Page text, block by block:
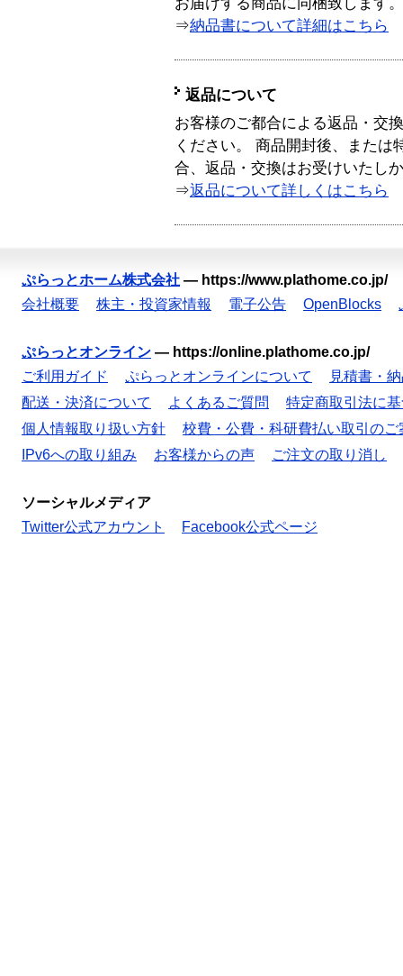
お届けする商品に同梱致します。
⇒納品書について詳細はこちら
返品について
お客様のご都合による返品・交
ください。 商品開封後、または
合、返品・交換はお受けいたし
⇒返品について詳しくはこちら
ぷらっとホーム株式会社 — https://www.plathome.co.jp/
会社概要
株主・投資家情報 電子公告 OpenBlocks
ぷらっとオンライン — https://online.plathome.co.jp/
ご利用ガイド
ぷらっとオンラインについて
見積書・
配送・決済について
よくあるご質問
特定商取引法に
個人情報取り扱い方針
校費・公費・科研費払い取引のご
IPv6への取り組み
お客様からの声 ご注文の取り消し
ソーシャルメディア
Twitter公式アカウント
Facebook公式ページ